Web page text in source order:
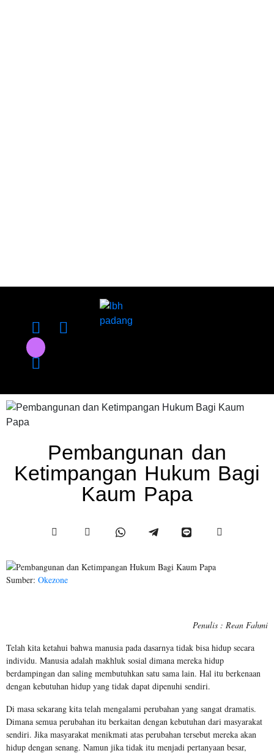
Pembangunan dan
Ketimpangan Hukum Bagi
Kaum Papa
Sumber: Okezone
Penulis : Rean Fahmi
Telah kita ketahui bahwa manusia pada dasarnya tidak bisa hidup secara
individu. Manusia adalah makhluk sosial dimana mereka hidup
berdampingan dan saling membutuhkan satu sama lain. Hal itu berkenaan
dengan kebutuhan hidup yang tidak dapat dipenuhi sendiri.
Di masa sekarang kita telah mengalami perubahan yang sangat dramatis.
Dimana semua perubahan itu berkaitan dengan kebutuhan dari masyarakat
sendiri. Jika masyarakat menikmati atas perubahan tersebut mereka akan
hidup dengan senang. Namun jika tidak itu menjadi pertanyaan besar,